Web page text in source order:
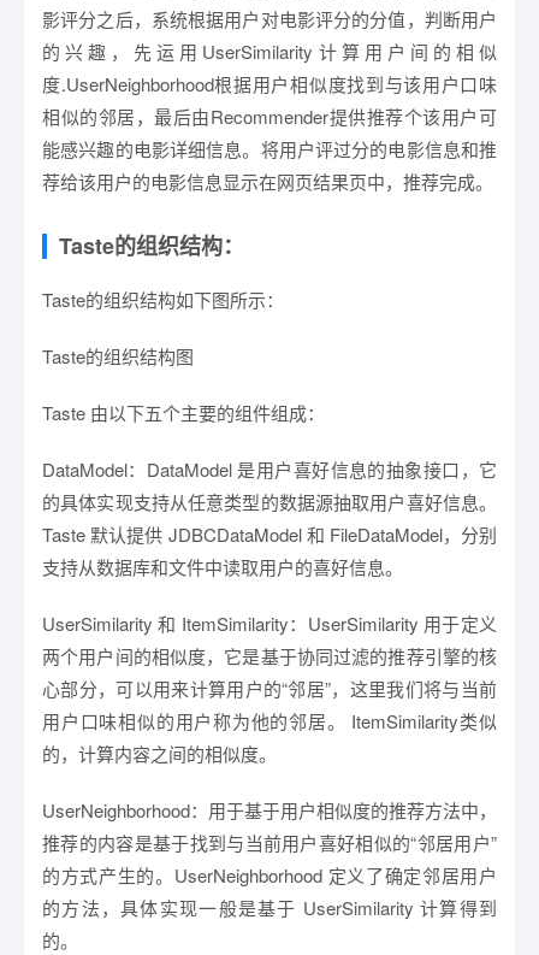
影评分之后，系统根据用户对电影评分的分值，判断用户
的兴趣，先运用UserSimilarity计算用户间的相似
度.UserNeighborhood根据用户相似度找到与该用户口味
相似的邻居，最后由Recommender提供推荐个该用户可
能感兴趣的电影详细信息。将用户评过分的电影信息和推
荐给该用户的电影信息显示在网页结果页中，推荐完成。
Taste的组织结构：
Taste的组织结构如下图所示：
Taste的组织结构图
Taste 由以下五个主要的组件组成：
DataModel：DataModel 是用户喜好信息的抽象接口，它
的具体实现支持从任意类型的数据源抽取用户喜好信息。
Taste 默认提供 JDBCDataModel 和 FileDataModel，分别
支持从数据库和文件中读取用户的喜好信息。
UserSimilarity 和 ItemSimilarity：UserSimilarity 用于定义
两个用户间的相似度，它是基于协同过滤的推荐引擎的核
心部分，可以用来计算用户的“邻居”，这里我们将与当前
用户口味相似的用户称为他的邻居。 ItemSimilarity类似
的，计算内容之间的相似度。
UserNeighborhood：用于基于用户相似度的推荐方法中，
推荐的内容是基于找到与当前用户喜好相似的“邻居用户”
的方式产生的。UserNeighborhood 定义了确定邻居用户
的方法，具体实现一般是基于 UserSimilarity 计算得到
的。